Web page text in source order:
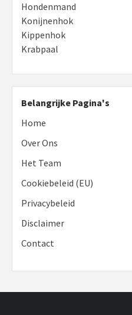
Hondenmand
Konijnenhok
Kippenhok
Krabpaal
Belangrijke Pagina's
Home
Over Ons
Het Team
Cookiebeleid (EU)
Privacybeleid
Disclaimer
Contact